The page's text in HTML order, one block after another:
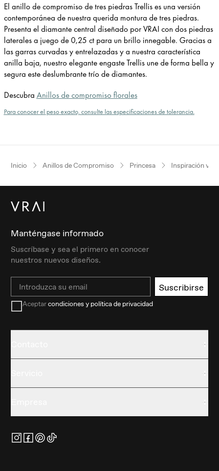
El anillo de compromiso de tres piedras Trellis es una versión
contemporánea de nuestra querida montura de tres piedras.
Presenta el diamante central diseñado por VRAI con dos piedras
laterales a juego de 0,25 ct para un brillo innegable. Gracias a
las garras curvadas y entrelazadas y a nuestra característica
anilla baja, nuestro elegante engaste Trellis une de forma bella y
segura este deslumbrante trío de diamantes.
Descubra Anillos de compromiso florales
Para conocer el peso exacto, consulte las especificaciones de tolerancia.
Inicio Anillos de Compromiso Princesa Inspiración
Manténgase informado
Suscríbase y sea el primero en conocer
nuestros nuevos diseños.
Email Suscribirse
Aceptarcondiciones y política de privacidad